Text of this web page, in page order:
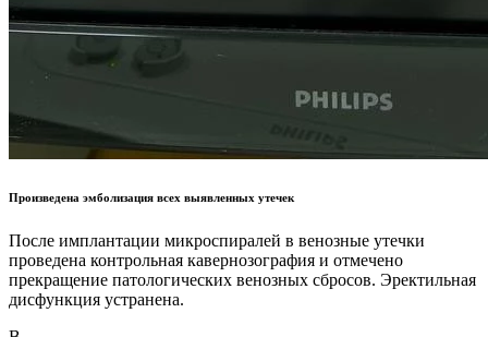
Произведена эмболизация всех выявленных утечек
После имплантации микроспиралей в венозные утечки
проведена контрольная кавернозография и отмечено
прекращение патологических венозных сбросов. Эректильная
дисфункция устранена.